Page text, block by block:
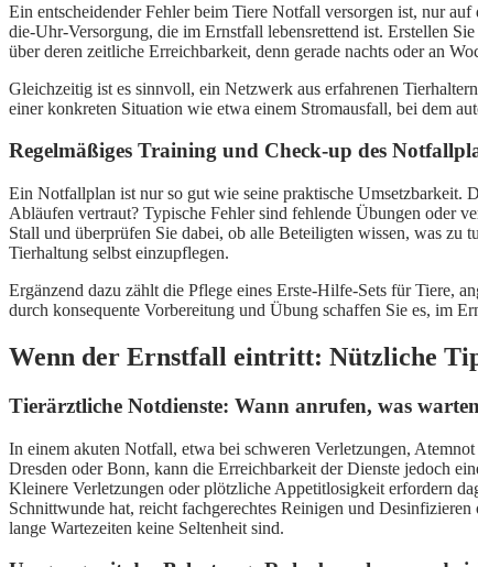
Ein entscheidender Fehler beim Tiere Notfall versorgen ist, nur
die-Uhr-Versorgung, die im Ernstfall lebensrettend ist. Erstellen
über deren zeitliche Erreichbarkeit, denn gerade nachts oder an
Gleichzeitig ist es sinnvoll, ein Netzwerk aus erfahrenen
einer konkreten Situation wie etwa einem Stromausfall, bei dem
Regelmäßiges Training und Check-up des
Ein Notfallplan ist nur so gut wie seine praktische Umsetzbarkeit.
Abläufen vertraut? Typische Fehler sind fehlende Übungen oder
Stall und überprüfen Sie dabei, ob alle Beteiligten wissen, was zu
Tierhaltung selbst einzupflegen.
Ergänzend dazu zählt die Pflege eines Erste-Hilfe-Sets für Tiere,
durch konsequente Vorbereitung und Übung schaffen Sie es, im
Wenn der Ernstfall eintritt: Nützliche
Tierärztliche Notdienste: Wann anrufen, was
In einem akuten Notfall, etwa bei schweren Verletzungen,
Dresden oder Bonn, kann die Erreichbarkeit der Dienste jedoch
Kleinere Verletzungen oder plötzliche Appetitlosigkeit erfordern
Schnittwunde hat, reicht fachgerechtes Reinigen und
lange Wartezeiten keine Seltenheit sind.